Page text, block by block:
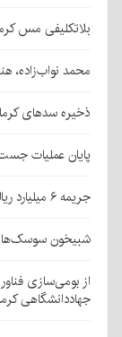
بلاتکلیفی مس
محمد نواب‌زاده،
ذخیره سدهای کرمان به ۲۴۹ میلیون
پایان عملیات جست‌وجو در
جریمه ۶ میلیارد ریالی برای قاچاقچی نارنگی پاکستانی در بافت
شبیخون
از بومی‌سازی
جهاددانشگاهی